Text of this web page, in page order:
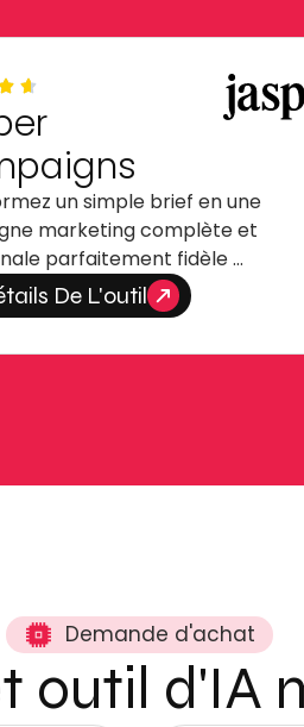
un simple brief en une
marketing complète et
parfaitement fidèle …
De L'outil
Demande d'achat
outil d'IA